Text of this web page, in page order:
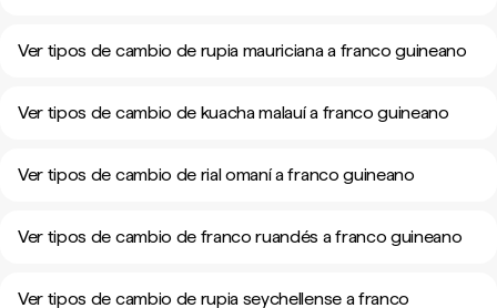
Ver tipos de cambio de rupia mauriciana a franco guineano
Ver tipos de cambio de kuacha malauí a franco guineano
Ver tipos de cambio de rial omaní a franco guineano
Ver tipos de cambio de franco ruandés a franco guineano
Ver tipos de cambio de rupia seychellense a franco